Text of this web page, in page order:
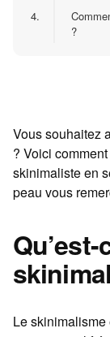
4.
?
Vous souhaitez
? Voici
skinimaliste en
peau vous
Le